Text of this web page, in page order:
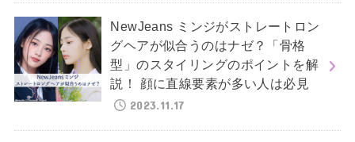
NewJeans ミンジがストレートロン
グヘアが似合うのはナゼ？「骨格
型」のスタイリングのポイントを解
説！ 顔に直線要素が多い人は必見
2023.11.17